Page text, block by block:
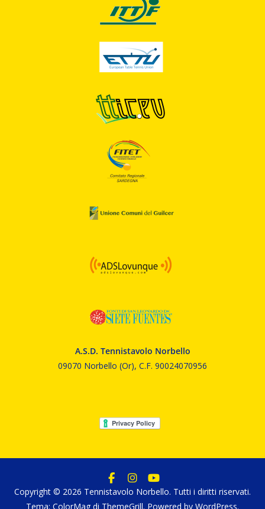
A.S.D. Tennistavolo Norbello
09070 Norbello (Or), C.F. 90024070956
Copyright © 2026 Tennistavolo Norbello. Tutti i diritti riservati.
Tema: ColorMag di ThemeGrill. Powered by WordPress.